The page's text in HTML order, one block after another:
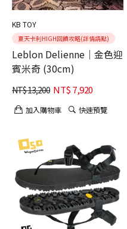
KB TOY
夏天卡利HIGH回饋攻略(詳情請點)
Leblon Delienne｜金色迎
賓米奇 (30cm)
NT$13,200 NT$7,920
加入購物車 快速預覽